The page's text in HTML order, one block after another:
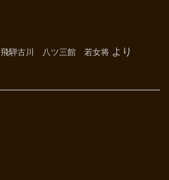
飛騨古川 八ツ三館 若女将 より